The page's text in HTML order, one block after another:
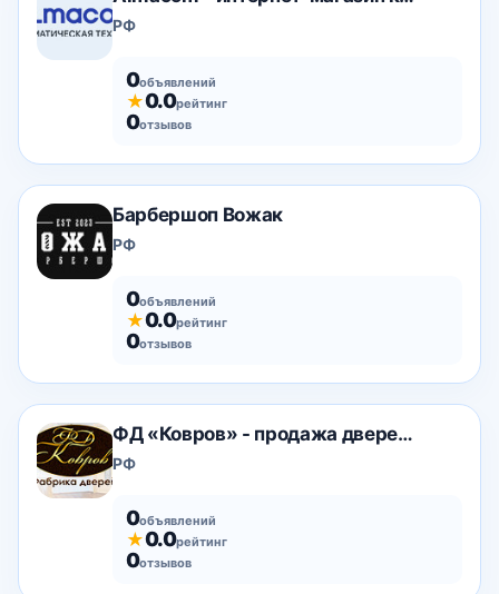
РФ
0объявлений
★0.0рейтинг
0отзывов
Барбершоп Вожак
РФ
0объявлений
★0.0рейтинг
0отзывов
ФД «Ковров» - продажа дверей в Перми
РФ
0объявлений
★0.0рейтинг
0отзывов